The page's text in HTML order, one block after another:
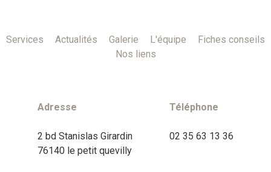
Services Actualités Galerie L'équipe
Fiches conseils
Nos liens
Adresse
2 bd Stanislas Girardin
76140 le petit quevilly
Téléphone
02 35 63 13 36